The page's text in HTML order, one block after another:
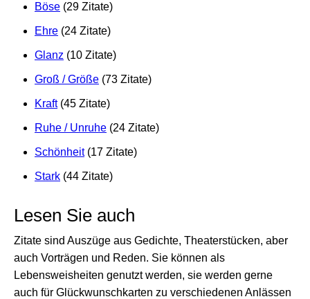
Böse (29 Zitate)
Ehre (24 Zitate)
Glanz (10 Zitate)
Groß / Größe (73 Zitate)
Kraft(45 Zitate)
Ruhe / Unruhe (24 Zitate)
Schönheit(17 Zitate)
Stark (44 Zitate)
Lesen Sie auch
Zitate sind Auszüge aus Gedichte, Theaterstücken, aber
auch Vorträgen und Reden. Sie können als
Lebensweisheiten genutzt werden, sie werden gerne
auch für Glückwunschkarten zu verschiedenen Anlässen